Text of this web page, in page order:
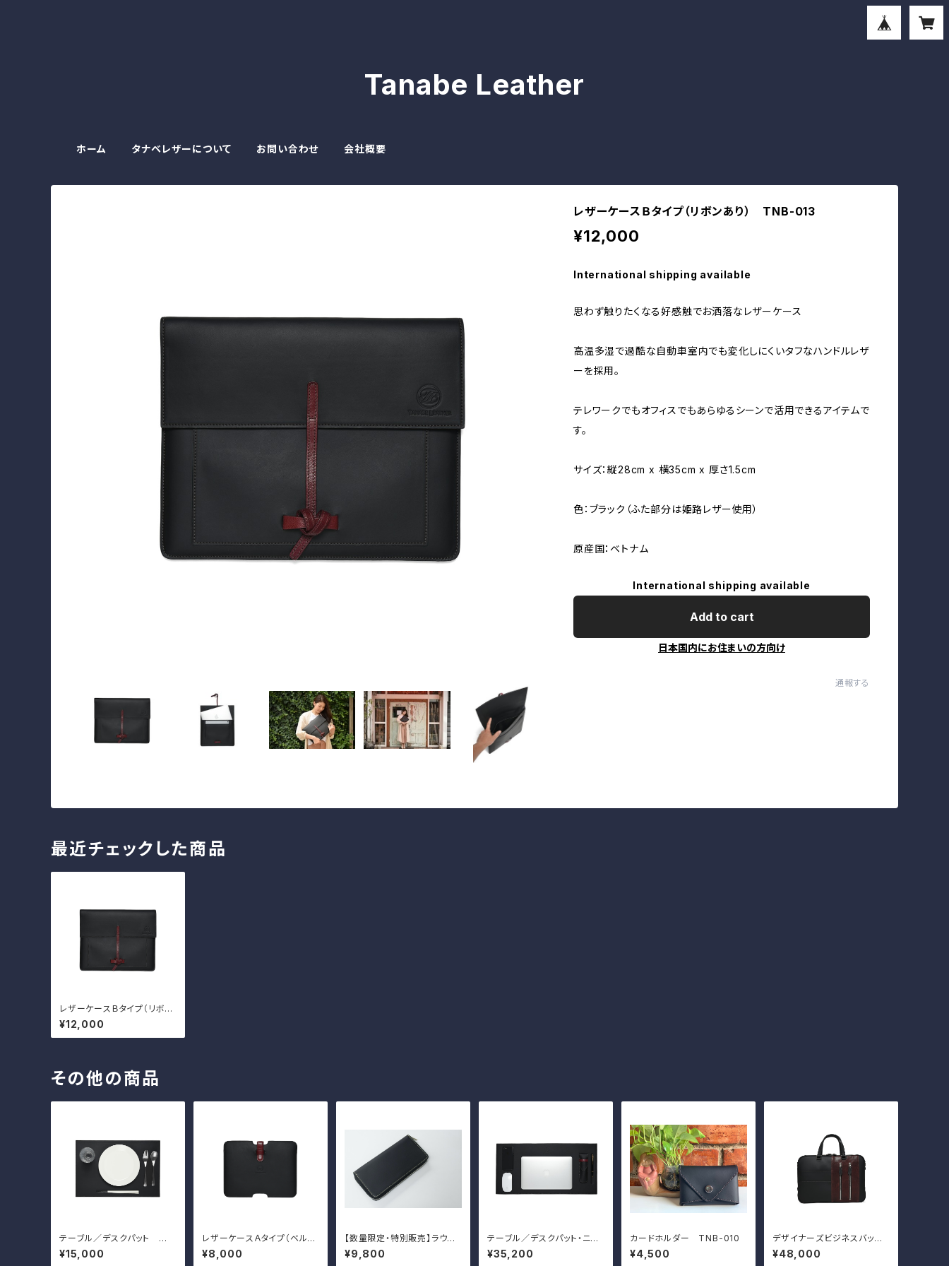
Tanabe Leather
ホーム タナベレザーについて お問い合わせ 会社概要
レザーケースＢタイプ（リボンあり） TNB-013
¥12,000
International shipping available
思わず触りたくなる好感触でお洒落なレザーケース
高温多湿で過酷な自動車室内でも変化しにくいタフなハンドルレザ
ーを採用。
テレワークでもオフィスでもあらゆるシーンで活用できるアイテムで
す。
サイズ：縦28cm x 横35cm x 厚さ1.5cm
色：ブラック（ふた部分は姫路レザー使用）
原産国：ベトナム
International shipping available
Add to cart
日本国内にお住まいの方向け
通報する
最近チェックした商品
レザーケースＢタイプ（リボン
あり） TNB-013
¥12,000
その他の商品
テーブル／デスクパット
小 TNB-012
¥15,000
レザーケースＡタイプ（ベルト
あり） TNB-011
¥8,000
【数量限定・特別販売】ラウン
ド長財布
¥9,800
テーブル／デスクパット・ニュ
ーバージョン 特大サイズ
TNB-022
¥35,200
カードホルダー TNB-010
¥4,500
デザイナーズビジネスバッ
グ TNB-002WR, GR, DB
¥48,000